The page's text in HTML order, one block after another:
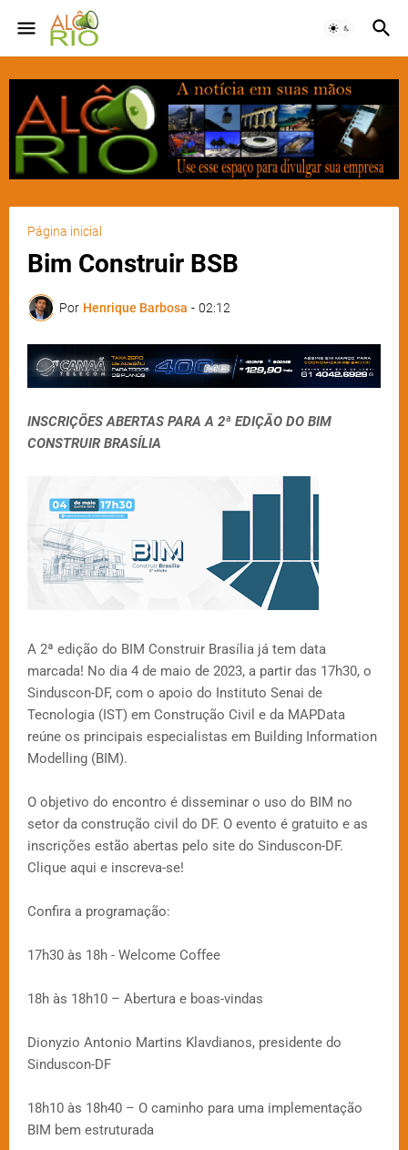
Página inicial
Bim Construir BSB
Por Henrique Barbosa - 02:12
INSCRIÇÕES ABERTAS PARA A 2ª EDIÇÃO DO BIM
CONSTRUIR BRASÍLIA
A 2ª edição do BIM Construir Brasília já tem data
marcada! No dia 4 de maio de 2023, a partir das 17h30, o
Sinduscon-DF, com o apoio do Instituto Senai de
Tecnologia (IST) em Construção Civil e da MAPData
reúne os principais especialistas em Building Information
Modelling (BIM).
O objetivo do encontro é disseminar o uso do BIM no
setor da construção civil do DF. O evento é gratuito e as
inscrições estão abertas pelo site do Sinduscon-DF.
Clique aqui e inscreva-se!
Confira a programação:
17h30 às 18h - Welcome Coffee
18h às 18h10 – Abertura e boas-vindas
Dionyzio Antonio Martins Klavdianos, presidente do
Sinduscon-DF
18h10 às 18h40 – O caminho para uma implementação
BIM bem estruturada